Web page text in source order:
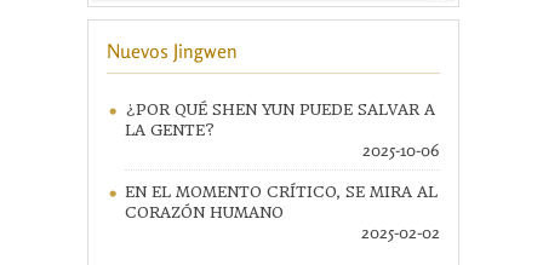
Nuevos Jingwen
¿POR QUÉ SHEN YUN PUEDE SALVAR A
LA GENTE?
2025-10-06
EN EL MOMENTO CRÍTICO, SE MIRA AL
CORAZÓN HUMANO
2025-02-02